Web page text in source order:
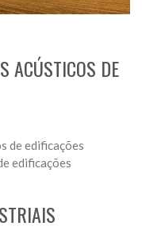
ACÚSTICOS DE
de edificações
edificações